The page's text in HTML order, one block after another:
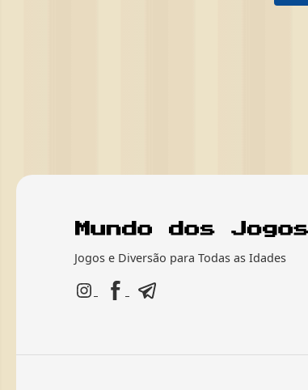
Jogos e Diversão para Todas as Idades